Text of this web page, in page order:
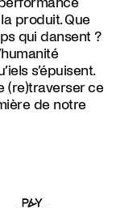
produit. Que
qui dansent ?
s’épuisent.
(re)traverser ce
de notre